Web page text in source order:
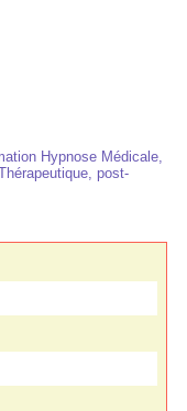
Hypnose Médicale,
, post-